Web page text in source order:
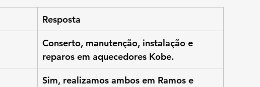
Resposta
Conserto, manutenção, instalação e
reparos em aquecedores Kobe.
Sim, realizamos ambos em Ramos e